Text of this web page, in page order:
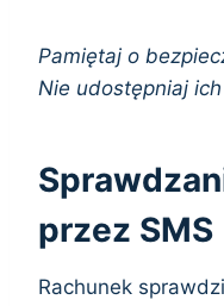
Pamiętaj o
Nie udostępniaj
przez SMS
Rachunek